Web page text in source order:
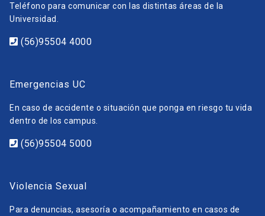
Teléfono para comunicar con las distintas áreas de la
Universidad.
(56)95504 4000
Emergencias UC
En caso de accidente o situación que ponga en riesgo tu vida
dentro de los campus.
(56)95504 5000
Violencia Sexual
Para denuncias, asesoría o acompañamiento en casos de